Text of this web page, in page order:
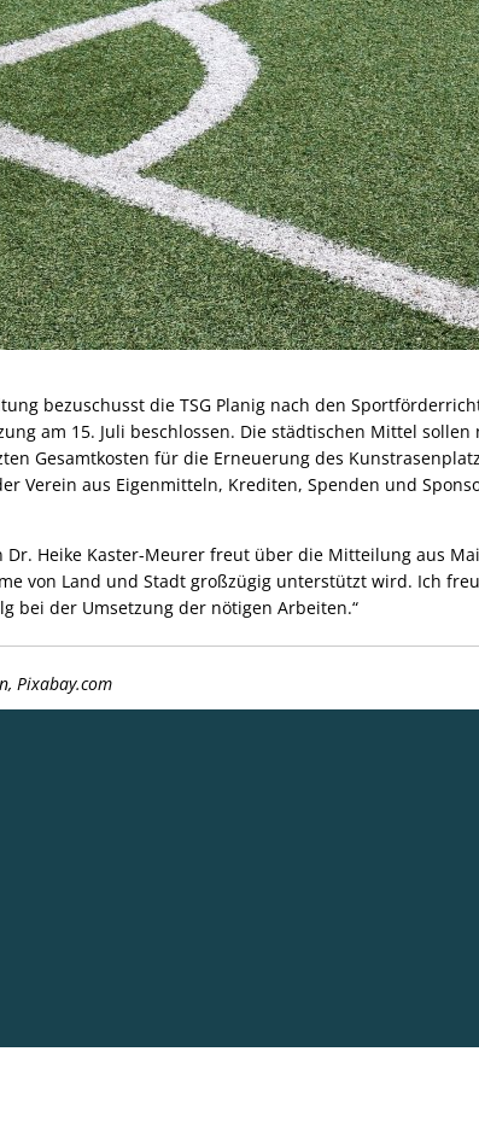
bezuschusst die TSG Planig nach den
am 15. Juli beschlossen. Die städtischen Mittel sollen
Gesamtkosten für die Erneuerung des
Verein aus Eigenmitteln, Krediten, Spenden und
Heike Kaster-Meurer freut über die Mitteilung aus
von Land und Stadt großzügig unterstützt wird. Ich
bei der Umsetzung der nötigen Arbeiten.“
Pixabay.com